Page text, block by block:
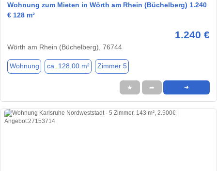
Wohnung zum Mieten in Wörth am Rhein (Büchelberg) 1.240
€ 128 m²
1.240 €
Wörth am Rhein (Büchelberg), 76744
Wohnung ca. 128,00 m² Zimmer 5
★ ➦ ➜